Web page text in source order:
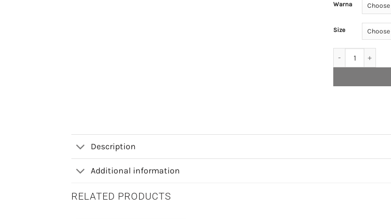
Warna
Size
Description
Additional information
RELATED PRODUCTS